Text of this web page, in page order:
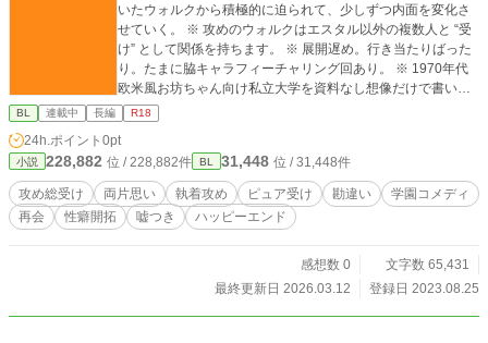
いたウォルクから積極的に迫られて、少しずつ内面を変化さ
せていく。 ※ 攻めのウォルクはエスタル以外の複数人と “受
け” として関係を持ちます。 ※ 展開遅め。行き当たりばった
り。たまに脇キャラフィーチャリング回あり。 ※ 1970年代
欧米風お坊ちゃん向け私立大学を資料なし想像だけで書いて
ます。 ※ この作品はフィクションです。登場する人物・団
体・出来事等はすべて架空のものであり、現実とは一切関係
ありません。©恩陀ドラック
BL 連載中 長編 R18
24h.ポイント 0pt
小説 228,882 位 / 228,882件 BL 31,448 位 / 31,448件
攻め総受け 両片思い 執着攻め ピュア受け 勘違い
学園コメディ
再会
性癖開拓 嘘つき ハッピーエンド
感想数 0
文字数 65,431
最終更新日 2026.03.12
登録日 2023.08.25